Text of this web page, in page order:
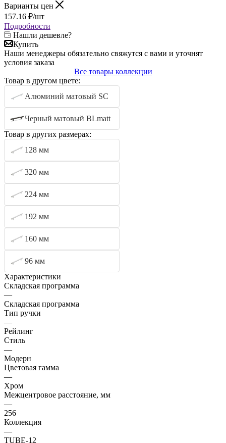
Варианты цен
157.16 ₽/шт
Подробности
Нашли дешевле?
Купить
Наши менеджеры обязательно свяжутся с вами и уточнят
условия заказа
Все товары коллекции
Товар в другом цвете:
Алюминий матовый SC
Черный матовый BLmatt
Товар в других размерах:
128 мм
320 мм
224 мм
192 мм
160 мм
96 мм
Характеристики
Складская программа
—
Складская программа
Тип ручки
—
Рейлинг
Стиль
—
Модерн
Цветовая гамма
—
Хром
Межцентровое расстояние, мм
—
256
Коллекция
—
TUBE-12